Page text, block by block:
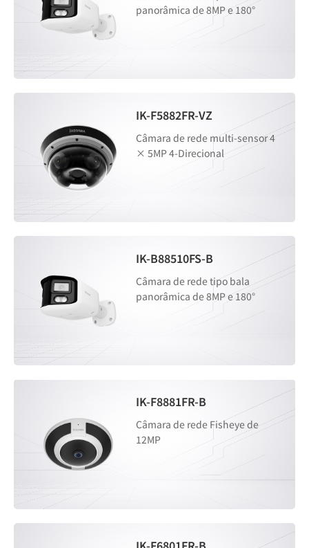
panorâmica de 8MP e 180°
IK-F5882FR-VZ
Câmara de rede multi-sensor 4
× 5MP 4-Direcional
IK-B88510FS-B
Câmara de rede tipo bala
panorâmica de 8MP e 180°
IK-F8881FR-B
Câmara de rede Fisheye de
12MP